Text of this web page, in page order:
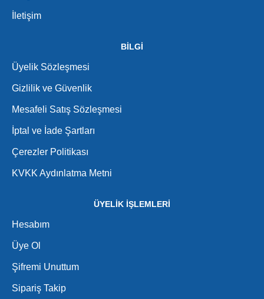
İletişim
BİLGİ
Üyelik Sözleşmesi
Gizlilik ve Güvenlik
Mesafeli Satış Sözleşmesi
İptal ve İade Şartları
Çerezler Politikası
KVKK Aydınlatma Metni
ÜYELİK İŞLEMLERİ
Hesabım
Üye Ol
Şifremi Unuttum
Sipariş Takip